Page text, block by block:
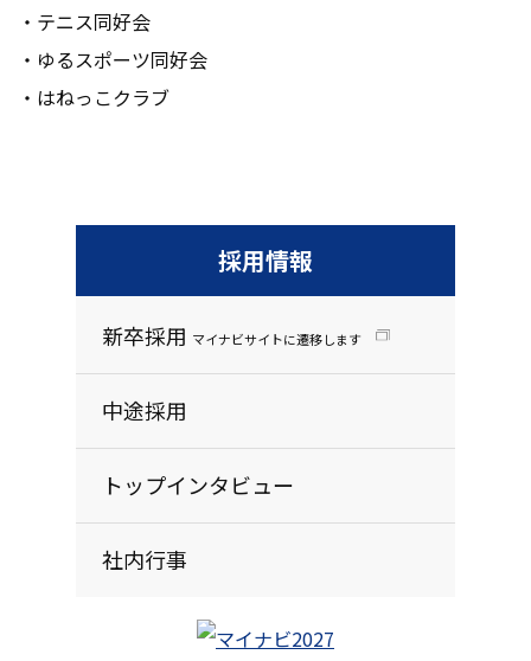
・テニス同好会
・ゆるスポーツ同好会
・はねっこクラブ
採用情報
新卒採用 マイナビサイトに遷移します
中途採用
トップインタビュー
社内行事